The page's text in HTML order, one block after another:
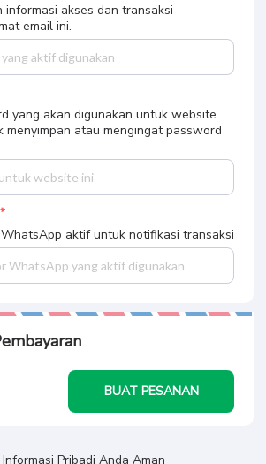
informasi akses dan transaksi
email ini.
yang akan digunakan untuk website
menyimpan atau mengingat password
aktif untuk notifikasi transaksi
BUAT PESANAN
Informasi Pribadi Anda Aman